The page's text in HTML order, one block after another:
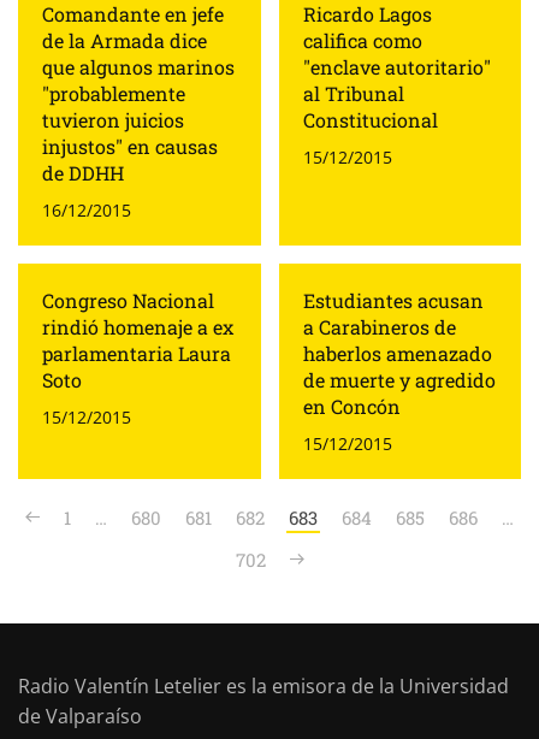
Comandante en jefe
de la Armada dice
que algunos marinos
"probablemente
tuvieron juicios
injustos" en causas
de DDHH
16/12/2015
Ricardo Lagos
califica como
"enclave autoritario"
al Tribunal
Constitucional
15/12/2015
Congreso Nacional
rindió homenaje a ex
parlamentaria Laura
Soto
15/12/2015
Estudiantes acusan
a Carabineros de
haberlos amenazado
de muerte y agredido
en Concón
15/12/2015
1 … 680 681 682 683 684 685 686
…
702
Radio Valentín Letelier es la emisora de la Universidad
de Valparaíso